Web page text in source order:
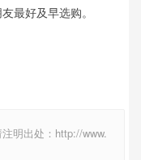
最好及早选购。
明出处：http://www.